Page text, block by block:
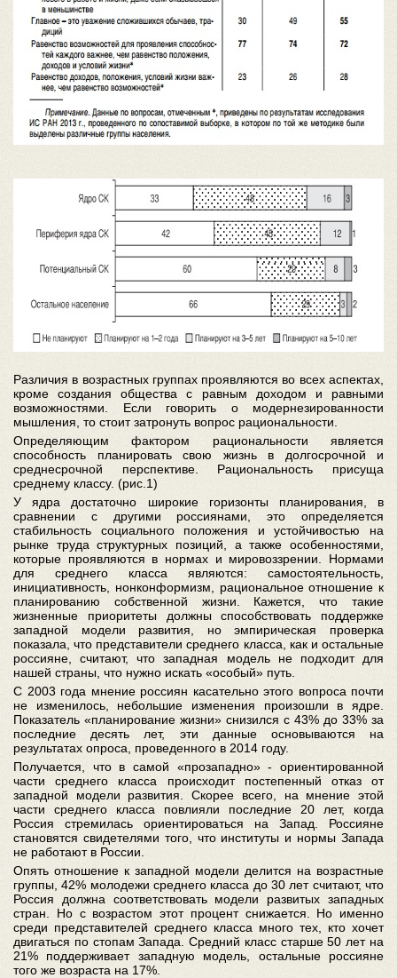
Различия в возрастных группах проявляются во всех аспектах,
кроме создания общества с равным доходом и равными
возможностями. Если говорить о модернезированности
мышления, то стоит затронуть вопрос рациональности.
Определяющим фактором рациональности является
способность планировать свою жизнь в долгосрочной и
среднесрочной перспективе. Рациональность присуща
среднему классу. (рис.1)
У ядра достаточно широкие горизонты планирования, в
сравнении с другими россиянами, это определяется
стабильность социального положения и устойчивостью на
рынке труда структурных позиций, а также особенностями,
которые проявляются в нормах и мировоззрении. Нормами
для среднего класса являются: самостоятельность,
инициативность, нонконформизм, рациональное отношение к
планированию собственной жизни. Кажется, что такие
жизненные приоритеты должны способствовать поддержке
западной модели развития, но эмпирическая проверка
показала, что представители среднего класса, как и остальные
россияне, считают, что западная модель не подходит для
нашей страны, что нужно искать «особый» путь.
С 2003 года мнение россиян касательно этого вопроса почти
не изменилось, небольшие изменения произошли в ядре.
Показатель «планирование жизни» снизился с 43% до 33% за
последние десять лет, эти данные основываются на
результатах опроса, проведенного в 2014 году.
Получается, что в самой «прозападно» - ориентированной
части среднего класса происходит постепенный отказ от
западной модели развития. Скорее всего, на мнение этой
части среднего класса повлияли последние 20 лет, когда
Россия стремилась ориентироваться на Запад. Россияне
становятся свидетелями того, что институты и нормы Запада
не работают в России.
Опять отношение к западной модели делится на возрастные
группы, 42% молодежи среднего класса до 30 лет считают, что
Россия должна соответствовать модели развитых западных
стран. Но с возрастом этот процент снижается. Но именно
среди представителей среднего класса много тех, кто хочет
двигаться по стопам Запада. Средний класс старше 50 лет на
21% поддерживает западную модель, остальные россияне
того же возраста на 17%.